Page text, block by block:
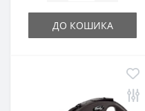
ДО КОШИКА